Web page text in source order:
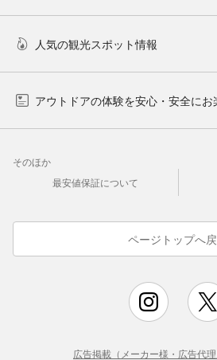
人気の観光スポット情報
アウトドアの体験を安心・安全に
そのほか
最安値保証について
ページトップへ
広告掲載（メーカー様・広告代